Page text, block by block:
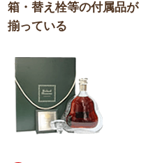
箱・替え栓等の付属品が
揃っている